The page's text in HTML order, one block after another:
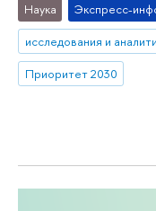
Наука Экспресс-
исследования и
Приоритет 2030